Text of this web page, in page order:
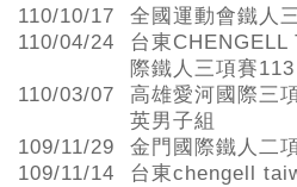
110/10/17
全國運動會鐵人
110/04/24
台東CHENGELL
際鐵人三項賽113
110/03/07
高雄愛河國際三
英男子組
109/11/29 金門國際鐵人二
109/11/14
台東chengell